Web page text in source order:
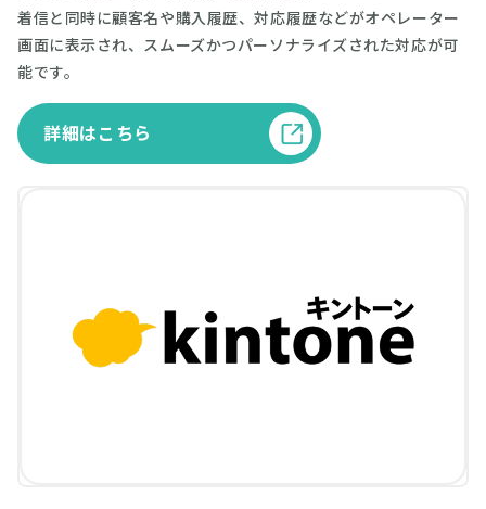
着信と同時に顧客名や購入履歴、対応履歴などがオペレーター
画面に表示され、スムーズかつパーソナライズされた対応が可
能です。
詳細はこちら